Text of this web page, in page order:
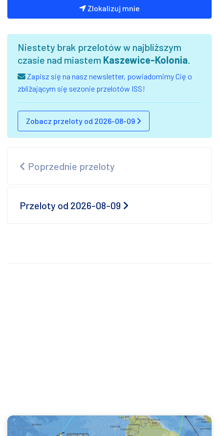
Zlokalizuj mnie
Niestety brak przelotów w najbliższym
czasie nad miastem Kaszewice-Kolonia.
Zapisz się na nasz newsletter, powiadomimy Cię o
zbliżającym się sezonie przelotów ISS!
Zobacz przeloty od 2026-08-09
Poprzednie przeloty
Przeloty od 2026-08-09